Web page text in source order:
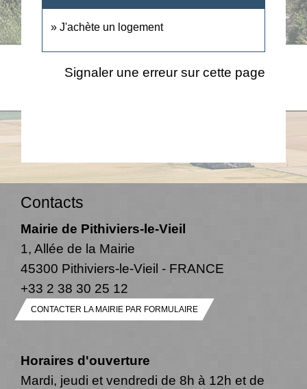
J'achète un logement
Signaler une erreur sur cette page
Contacts
Mairie de Pithiviers-le-Vieil
1, Allée de la Mairie
45300 Pithiviers-le-Vieil - FRANCE
+33 2 38 30 25 12
CONTACTER LA MAIRIE PAR FORMULAIRE
Horaires d'ouverture
Mardi, jeudi et vendredi de 8h à 12h et de